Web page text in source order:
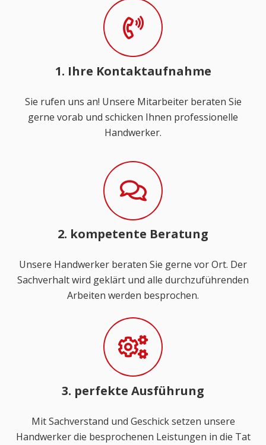
1. Ihre Kontaktaufnahme
Sie rufen uns an! Unsere Mitarbeiter beraten Sie
gerne vorab und schicken Ihnen professionelle
Handwerker.
2. kompetente Beratung
Unsere Handwerker beraten Sie gerne vor Ort. Der
Sachverhalt wird geklärt und alle durchzuführenden
Arbeiten werden besprochen.
3. perfekte Ausführung
Mit Sachverstand und Geschick setzen unsere
Handwerker die besprochenen Leistungen in die Tat